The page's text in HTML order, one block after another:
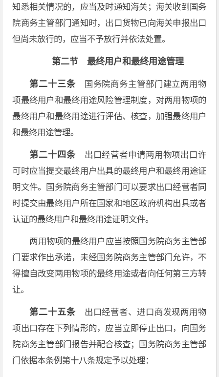
知悉相关情况的，应当及时通知海关；海关收到国务
院商务主管部门通知时，出口货物已向海关申报出口
但尚未放行的，应当不予放行并依法处置。
第二节 最终用户和最终用途管理
第二十三条 国务院商务主管部门建立两用物
项最终用户和最终用途风险管理制度，对两用物项的
最终用户和最终用途进行评估、核查，加强最终用户
和最终用途管理。
第二十四条 出口经营者申请两用物项出口许
可时应当提交最终用户出具的最终用户和最终用途证
明文件。国务院商务主管部门可以要求出口经营者同
时提交由最终用户所在国家和地区政府机构出具或者
认证的最终用户和最终用途证明文件。
两用物项的最终用户应当按照国务院商务主管部
门要求作出承诺，未经国务院商务主管部门允许，不
得擅自改变两用物项的最终用途或者向任何第三方转
让。
第二十五条 出口经营者、进口商发现两用物
项出口存在下列情形的，应当立即停止出口，向国务
院商务主管部门报告并配合核查；国务院商务主管部
门依据本条例第十八条规定予以处理：